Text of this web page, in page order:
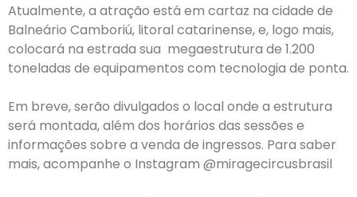
Atualmente, a atração está em cartaz na cidade de
Balneário Camboriú, litoral catarinense, e, logo mais,
colocará na estrada sua megaestrutura de 1.200
toneladas de equipamentos com tecnologia de ponta.
Em breve, serão divulgados o local onde a estrutura
será montada, além dos horários das sessões e
informações sobre a venda de ingressos. Para saber
mais, acompanhe o Instagram @miragecircusbrasil